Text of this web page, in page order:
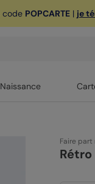
code POPCARTE| je
Naissance
Faire part
Rétro